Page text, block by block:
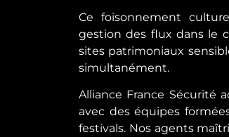
Ce foisonnement
gestion des flux dans le
sites patrimoniaux
simultanément.
Alliance France Sécurité
avec des équipes
festivals. Nos agents